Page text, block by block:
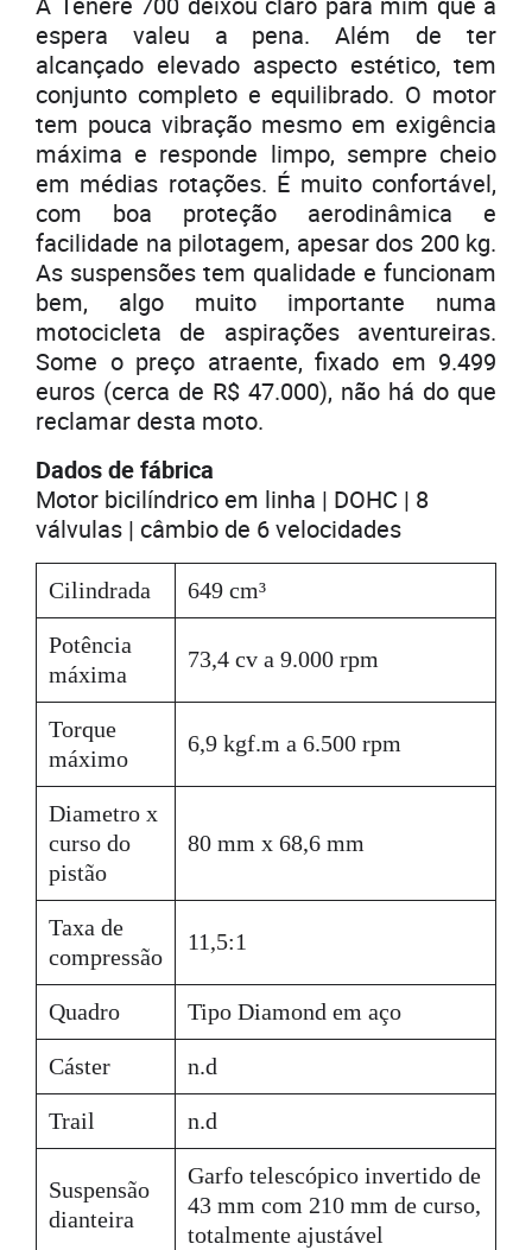
espera valeu a pena. Além de ter
alcançado elevado aspecto estético, tem
conjunto completo e equilibrado. O motor
tem pouca vibração mesmo em exigência
máxima e responde limpo, sempre cheio
em médias rotações. É muito confortável,
com boa proteção aerodinâmica e
facilidade na pilotagem, apesar dos 200 kg.
As suspensões tem qualidade e funcionam
bem, algo muito importante numa
motocicleta de aspirações aventureiras.
Some o preço atraente, fixado em 9.499
euros (cerca de R$ 47.000), não há do que
reclamar desta moto.
Dados de fábrica
Motor bicilíndrico em linha | DOHC | 8
válvulas | câmbio de 6 velocidades
Cilindrada 649 cm³
Potência
máxima
73,4 cv a 9.000 rpm
Torque
máximo
6,9 kgf.m a 6.500 rpm
Diametro x
curso do
pistão
80 mm x 68,6 mm
Taxa de
compressão
11,5:1
Quadro Tipo Diamond em aço
Cáster n.d
Trail n.d
Suspensão
dianteira
Garfo telescópico invertido de
43 mm com 210 mm de curso,
totalmente ajustável